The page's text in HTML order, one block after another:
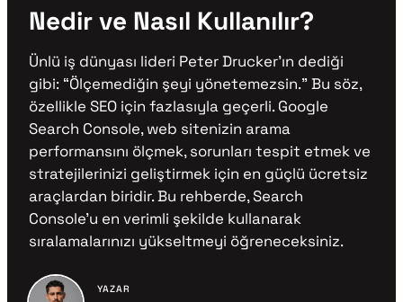
Nedir ve Nasıl Kullanılır?
Ünlü iş dünyası lideri Peter Drucker’ın dediği
gibi: “Ölçemediğin şeyi yönetemezsin.” Bu söz,
özellikle SEO için fazlasıyla geçerli. Google
Search Console, web sitenizin arama
performansını ölçmek, sorunları tespit etmek ve
stratejilerinizi geliştirmek için en güçlü ücretsiz
araçlardan biridir. Bu rehberde, Search
Console’u en verimli şekilde kullanarak
sıralamalarınızı yükseltmeyi öğreneceksiniz.
YAZAR